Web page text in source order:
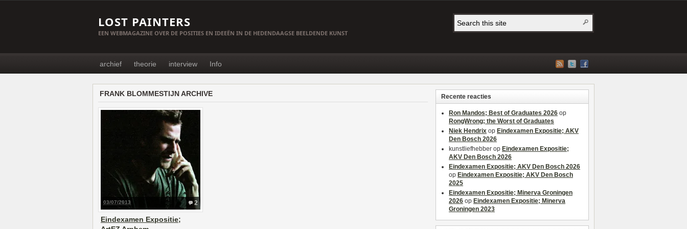
LOST PAINTERS
EEN WEBMAGAZINE OVER DE POSITIES EN IDEEËN IN DE HEDENDAAGSE BEELDENDE KUNST
archief theorie interview Info
FRANK BLOMMESTIJN ARCHIVE
2
03/07/2013
Eindexamen Expositie;
Recente reacties
Ron Mandos; Best of Graduates 2026 op
RongWrong; the Worst of Graduates
Niek Hendrix op Eindexamen Expositie; AKV
Den Bosch 2026
kunstliefhebber op Eindexamen Expositie;
AKV Den Bosch 2026
Eindexamen Expositie; AKV Den Bosch 2026
op Eindexamen Expositie; AKV Den Bosch
2025
Eindexamen Expositie; Minerva Groningen
2026 op Eindexamen Expositie; Minerva
Groningen 2023